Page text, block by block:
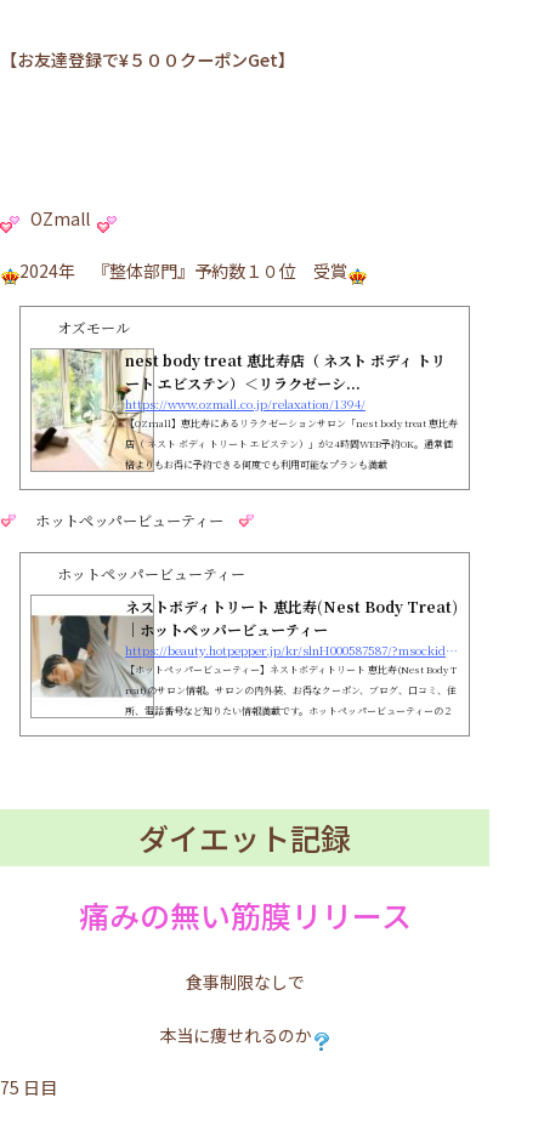
【お友達登録で¥５００クーポンGet】
OZmall
2024年 『整体部門』予約数１０位 受賞
オズモール
nest body treat 恵比寿店（ ネスト ボディ トリ
ート エビステン）＜リラクゼーシ...
https://www.ozmall.co.jp/relaxation/1394/
【OZmall】恵比寿にあるリラクゼーションサロン「nest body treat 恵比寿
店（ ネスト ボディ トリート エビステン）」が24時間WEB予約OK。通常価
格よりもお得に予約できる何度でも利用可能なプランも満載
ホットペッパービューティー
ホットペッパービューティー
ネストボディトリート 恵比寿(Nest Body Treat)
｜ホットペッパービューティー
https://beauty.hotpepper.jp/kr/slnH000587587/?msockid=0af1893400d06e02385e9c7e01d56f3d
【ホットペッパービューティー】ネストボディトリート 恵比寿(Nest Body T
reat)のサロン情報。サロンの内外装、お得なクーポン、ブログ、口コミ、住
所、電話番号など知りたい情報満載です。ホットペッパービューティーの２
ダイエット記録
痛みの無い筋膜リリース
食事制限なしで
本当に痩せれるのか
75 日目